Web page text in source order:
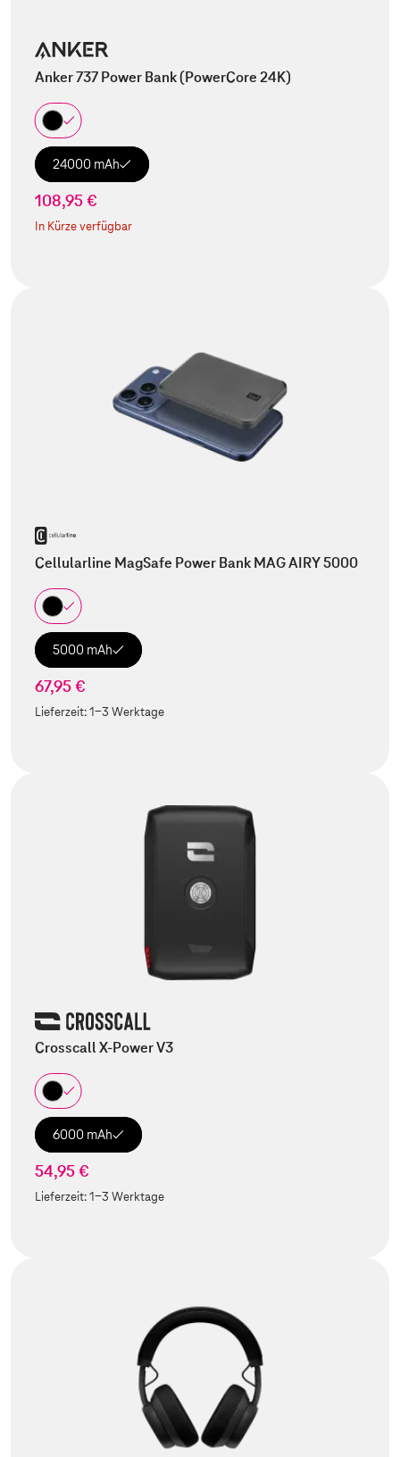
Anker 737 Power Bank (PowerCore 24K)
24000 mAh
108,95 €
In Kürze verfügbar
Cellularline MagSafe Power Bank MAG AIRY 5000
5000 mAh
67,95 €
Lieferzeit:1-3 Werktage
Crosscall X-Power V3
6000 mAh
54,95 €
Lieferzeit:1-3 Werktage